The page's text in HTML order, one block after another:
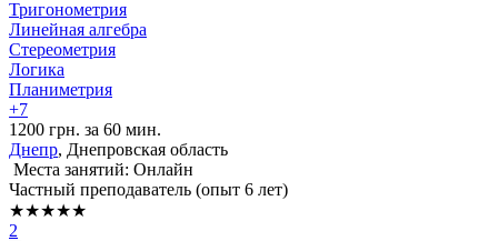
Тригонометрия
Линейная алгебра
Стереометрия
Логика
Планиметрия
+7
1200 грн. за 60 мин.
Днепр, Днепровская область
Места занятий: Онлайн
Частный преподаватель (опыт 6 лет)
★★★★★
2